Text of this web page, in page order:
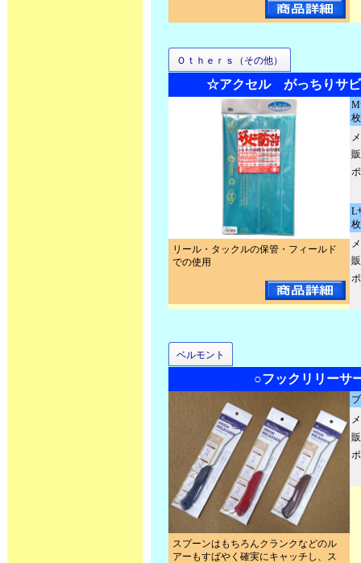
Ｏｔｈｅｒｓ（その他）
☆アクセル がっちりサビ
リール・タックルの保管・フィールド
での使用
L
ベルモント
○フックリリー
スプーンはもちろんクランクなどのル
アーもすばやく確実にキャッチし、ス